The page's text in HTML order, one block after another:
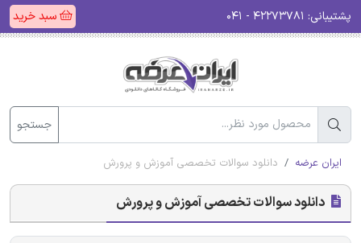
پشتیبانی: سبد خرید
جستجو
ایران عرضه دانلود سوالات تخصصی آموزش و پرورش
دانلود سوالات تخصصی آموزش و پرورش